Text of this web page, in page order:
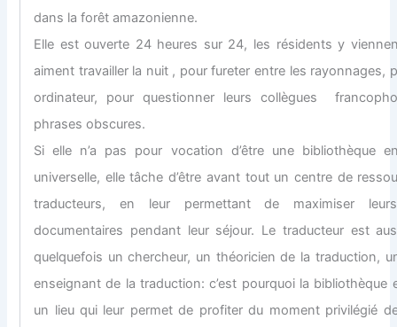
dans la forêt amazonienne.
Elle est ouverte 24 heures sur 24, les résidents y
aiment travailler la nuit , pour fureter entre les rayonnages,
ordinateur, pour questionner leurs collègues
phrases obscures.
Si elle n’a pas pour vocation d’être une bibliothèque
universelle, elle tâche d’être avant tout un centre de
traducteurs, en leur permettant de maximiser
documentaires pendant leur séjour. Le traducteur est
quelquefois un chercheur, un théoricien de la traduction,
enseignant de la traduction: c’est pourquoi la bibliothèque
un lieu qui leur permet de profiter du moment privilégié